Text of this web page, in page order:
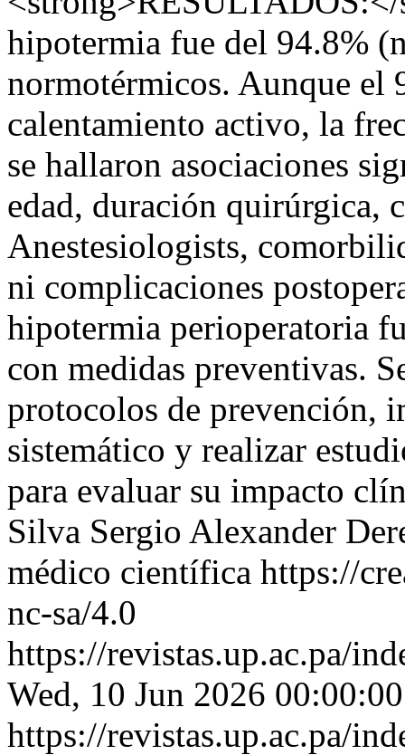
hipotermia fue del 94.8%
normotérmicos. Aunque el
calentamiento activo, la
se hallaron asociaciones
edad, duración quirúrgica,
Anestesiologists,
ni complicaciones
hipotermia perioperatoria
con medidas preventivas.
protocolos de prevención,
sistemático y realizar
para evaluar su impacto
Silva Sergio Alexander
médico científica https://
nc-sa/4.0
https://revistas.up.ac.pa/
Wed, 10 Jun 2026
https://revistas.up.ac.pa/